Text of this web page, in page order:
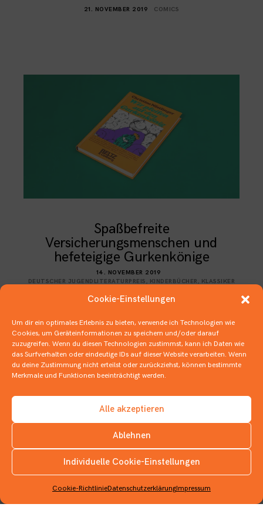
Cookie-Einstellungen
Um dir ein optimales Erlebnis zu bieten, verwende ich Technologien wie
Cookies, um Geräteinformationen zu speichern und/oder darauf
zuzugreifen. Wenn du diesen Technologien zustimmst, kann ich Daten wie
das Surfverhalten oder eindeutige IDs auf dieser Website verarbeiten. Wenn
du deine Zustimmung nicht erteilst oder zurückziehst, können bestimmte
Merkmale und Funktionen beeinträchtigt werden.
Alle akzeptieren
Ablehnen
Individuelle Cookie-Einstellungen
Cookie-RichtlinieDatenschutzerklärungImpressum
INSTAGRAM
21. NOVEMBER 2019 COMICS
Spaßbefreite
Versicherungsmenschen und
hefeteigige Gurkenkönige
14. NOVEMBER 2019
DEUTSCHER JUGENDLITERATURPREIS, KINDERBÜCHER, KLASSIKER
DDR, BRD und jede Menge